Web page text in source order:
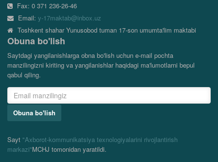
Fax: 0 371 236-26-46
Email:y-17maktab@inbox.uz
Toshkent shahar Yunusobod tuman 17-son umumta'lim maktabi
Obuna bo'lish
Saytdagi yangilanishlarga obna bo'lish uchun e-mail pochta
manzilingizni kiriting va yangilanishlar haqidagi ma'lumotlarni bepul
qabul qiling.
Obuna bo'lish
Sayt "Axborot-kommunikatsiya texnologiyalarini rivojlantirish
markazi"MCHJ tomonidan yaratildi.